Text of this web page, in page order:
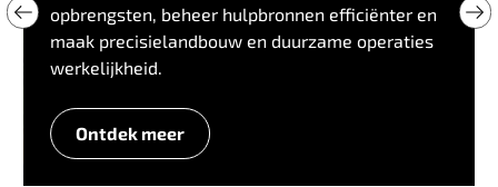
opbrengsten, beheer hulpbronnen efficiënter en
maak precisielandbouw en duurzame operaties
werkelijkheid.
Ontdek meer
L